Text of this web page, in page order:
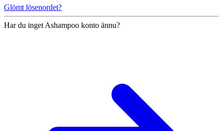
Glömt lösenordet?
Har du inget Ashampoo konto ännu?